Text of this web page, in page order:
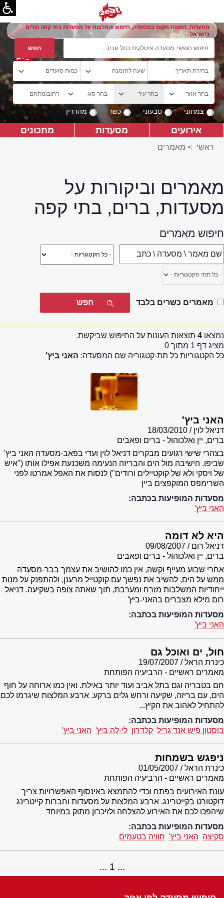
מסעדות, הזמנת מקום במסעדה, חיפוש והמלצות על מסעדות בתי קפה וברים
בישראל
צמחוני טבעוני כשר מהדרין
אירועים מסעדות מתכונים
ראשי > מאמרים
מאמרים וביקורות על
מסעדות, ברים, בתי קפה
חיפוש מאמרים
מאמרים כשרים בלבד
נמצאו 4 תוצאות העונות על החיפוש שביקשת.
מציג דף 1 מתוך 0
כל הקטגוריות כל תת-קטגוריה שם המסעדה: האני ביץ'
האני ביץ'
דניאל לוין
18/03/2010
ברים, יין ואלכוהול - ברים ופאבים
בצהרי שישי רגועים מבקרים דניאל לוין ועדי בפאב-מסעדה האני ביץ'
שביפו. הישיבה מול הים והבריזה הנעימה משכנעת אפילו אותו ("איש
של ויסקי ולא של קוקטיילים ורודים") לנסות את האפל אמרטו לפני
השרימפס המוקפצים ביין
מסעדות המופיעות בכתבה:
האני ביץ'
היא לא דומה
דניאל רום
09/08/2007
ברים, יין ואלכוהול - ברים ופאבים
אחרי שבוע מעייף וקשה, אין כמו להושיב את עצמך בבר-מסעדה
ממש על הים, להשיב את נפשך עם קוקטייל מרענן, ולהתפנק על מנות
ייחודיות המשלבות מזרח ומערבת, תוך שאתה צופה בשקיעה. דניאל
רום מילא מצברים בהאני-ביץ'
מסעדות המופיעות בכתבה:
האני ביץ'
חול, ים ואוכל גם
כינרת הראל
19/07/2007
מאמרים ראשיים - הרביעיה הפותחת
חם בטבריה וגם בתל אביב ועוד יותר באילת. ואין כמו ארוחה על חוף
הים, עם בריזה, שקיעה ורחש גלים ברקע. ארבע המלצות שיגרמו לכם
להתחיל לאהוב את הקיץ...
מסעדות המופיעות בכתבה:
בוסטון פיש אנד גריל קלדרון לי-לה ביץ' האני ביץ'
ניפגש בשמחות
כינרת הראל
01/05/2007
מאמרים ראשיים - הרביעיה הפותחת
עונת האירועים בפתח וכדי להתמצא באינסוף האפשרויות צריך
דוקטורט בקייטרינג. ארבע המלצות על מסעדות וחברות קייטרינג
שיהפכו לכם את האירוע להצלחה ולזיכרון מתוק במיוחד
מסעדות המופיעות בכתבה:
סקיצה האני ביץ' חוויה בטעמים
1